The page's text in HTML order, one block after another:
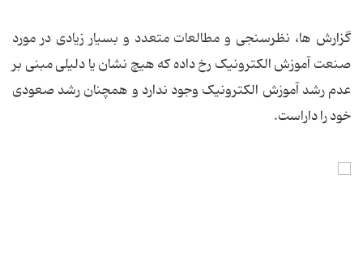
گزارش ها، نظرسنجی و مطالعات متعدد و بسیار زیادی در مورد
صنعت آموزش الکترونیک رخ داده که هیچ نشان یا دلیلی مبنی بر
عدم رشد آموزش الکترونیک وجود ندارد و همچنان رشد صعودی
خود را داراست.